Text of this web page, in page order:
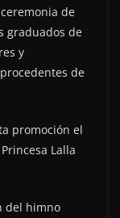
de
graduados de
y
de
promoción el
Lalla
del himno